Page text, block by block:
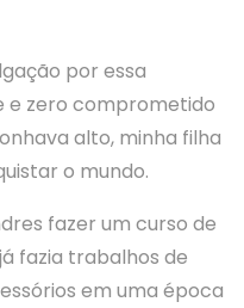
por essa
e zero comprometido
alto, minha filha
o mundo.
fazer um curso de
fazia trabalhos de
em uma época